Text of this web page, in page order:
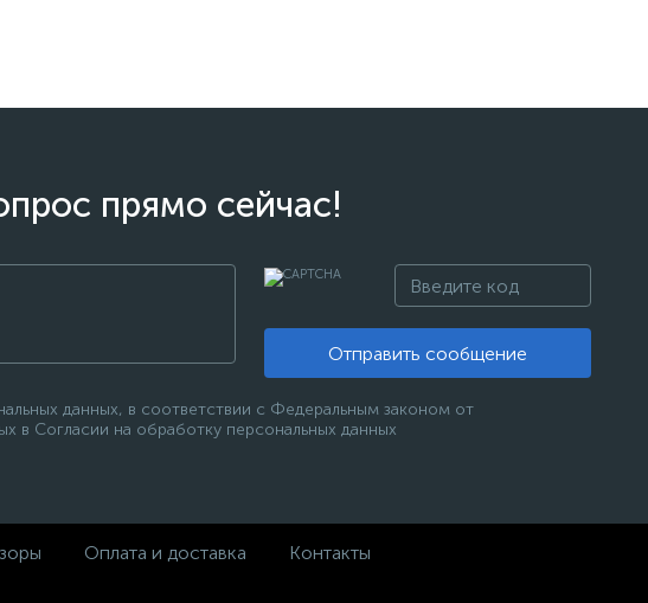
прямо сейчас!
Отправить сообщение
данных, в соответствии с Федеральным законом от
в Согласии на обработку персональных данных
Оплата и доставка Контакты